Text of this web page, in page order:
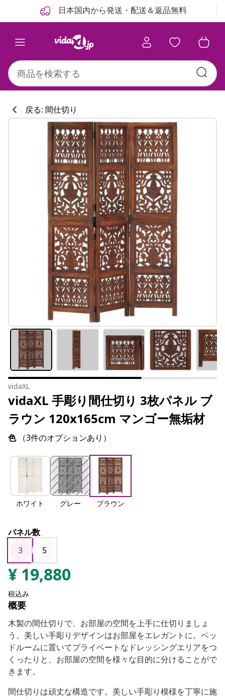
日本国内から発送・配送＆返品無料
戻る: 間仕切り
vidaXL
vidaXL 手彫り間仕切り 3枚パネル ブ
ラウン 120x165cm マンゴー無垢材
色 （3件のオプションあり）
ホワイト グレー ブラウン
パネル数
3
5
¥ 19,880
税込み
概要
木製の間仕切りで、お部屋の空間を上手に仕切りましょ
う。美しい手彫りデザインはお部屋をエレガントに。ベッ
ドルームに置いてプライベートなドレッシングエリアをつ
くったりと、お部屋の空間を様々な目的に分けることがで
きます。
間仕切りは頑丈な構造です。美しい手彫り模様を丁寧に施